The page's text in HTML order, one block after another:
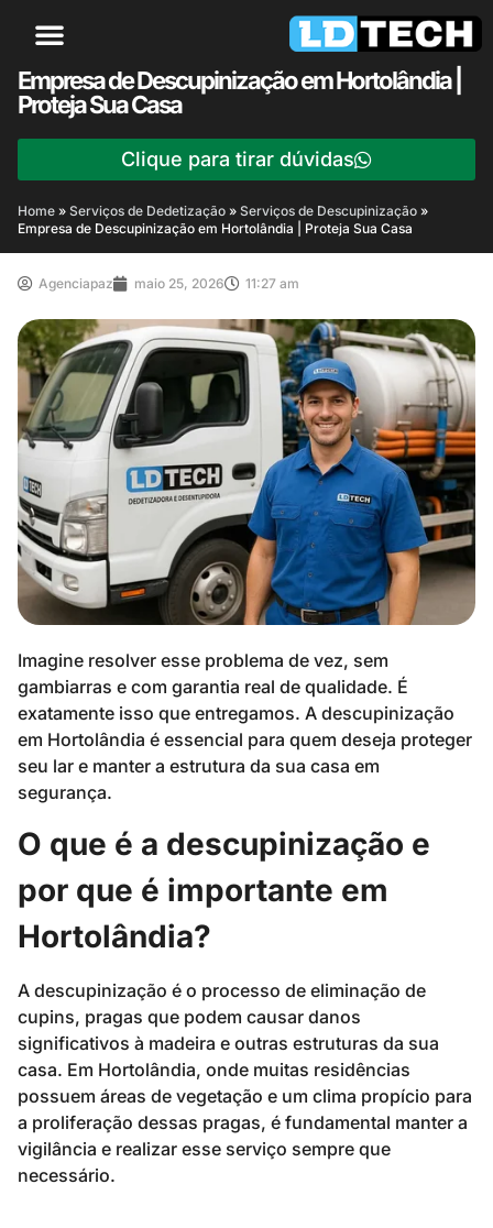
Empresa de Descupinização em Hortolândia |
Proteja Sua Casa
Clique para tirar dúvidas
Home » Serviços de Dedetização » Serviços de Descupinização »
Empresa de Descupinização em Hortolândia | Proteja Sua Casa
Agenciapaz maio 25, 2026 11:27 am
Imagine resolver esse problema de vez, sem
gambiarras e com garantia real de qualidade. É
exatamente isso que entregamos. A descupinização
em Hortolândia é essencial para quem deseja proteger
seu lar e manter a estrutura da sua casa em
segurança.
O que é a descupinização e
por que é importante em
Hortolândia?
A descupinização é o processo de eliminação de
cupins, pragas que podem causar danos
significativos à madeira e outras estruturas da sua
casa. Em Hortolândia, onde muitas residências
possuem áreas de vegetação e um clima propício para
a proliferação dessas pragas, é fundamental manter a
vigilância e realizar esse serviço sempre que
necessário.